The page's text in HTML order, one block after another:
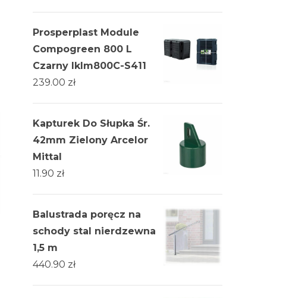
Prosperplast Module
Compogreen 800 L
Czarny Iklm800C-S411
239.00 zł
Kapturek Do Słupka Śr.
42mm Zielony Arcelor
Mittal
11.90 zł
Balustrada poręcz na
schody stal nierdzewna
1,5 m
440.90 zł